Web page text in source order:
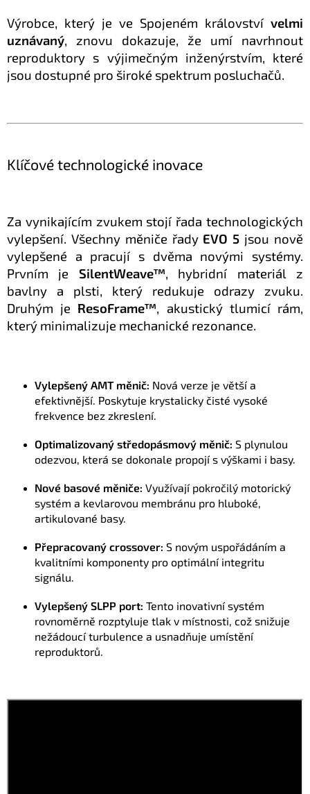
Výrobce, který je ve Spojeném království velmi
uznávaný, znovu dokazuje, že umí navrhnout
reproduktory s výjimečným inženýrstvím, které
jsou dostupné pro široké spektrum posluchačů.
Klíčové technologické inovace
Za vynikajícím zvukem stojí řada technologických
vylepšení. Všechny měniče řady EVO 5 jsou nově
vylepšené a pracují s dvěma novými systémy.
Prvním je SilentWeave™, hybridní materiál z
bavlny a plsti, který redukuje odrazy zvuku.
Druhým je ResoFrame™, akustický tlumicí rám,
který minimalizuje mechanické rezonance.
Vylepšený AMT měnič: Nová verze je větší a
efektivnější. Poskytuje krystalicky čisté vysoké
frekvence bez zkreslení.
Optimalizovaný středopásmový měnič: S plynulou
odezvou, která se dokonale propojí s výškami i basy.
Nové basové měniče: Využívají pokročilý motorický
systém a kevlarovou membránu pro hluboké,
artikulované basy.
Přepracovaný crossover: S novým uspořádáním a
kvalitními komponenty pro optimální integritu
signálu.
Vylepšený SLPP port: Tento inovativní systém
rovnoměrně rozptyluje tlak v místnosti, což snižuje
nežádoucí turbulence a usnadňuje umístění
reproduktorů.